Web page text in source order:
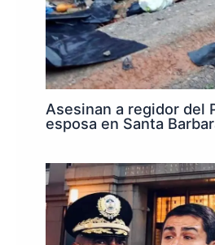
Asesinan a regidor del
esposa en Santa